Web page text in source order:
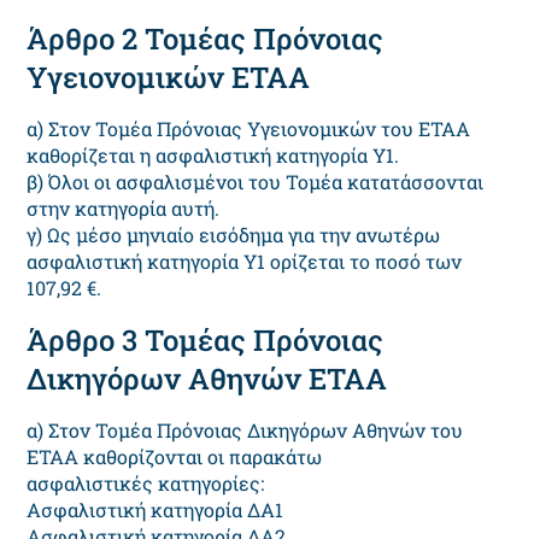
Άρθρο 2 Τομέας Πρόνοιας
Υγειονομικών ΕΤΑΑ
α) Στον Τομέα Πρόνοιας Υγειονομικών του ΕΤΑΑ
καθορίζεται η ασφαλιστική κατηγορία Υ1.
β) Όλοι οι ασφαλισμένοι του Τομέα κατατάσσονται
στην κατηγορία αυτή.
γ) Ως μέσο μηνιαίο εισόδημα για την ανωτέρω
ασφαλιστική κατηγορία Υ1 ορίζεται το ποσό των
107,92 €.
Άρθρο 3 Τομέας Πρόνοιας
Δικηγόρων Αθηνών ΕΤΑΑ
α) Στον Τομέα Πρόνοιας Δικηγόρων Αθηνών του
ΕΤΑΑ καθορίζονται οι παρακάτω
ασφαλιστικές κατηγορίες:
Ασφαλιστική κατηγορία ΔΑ1